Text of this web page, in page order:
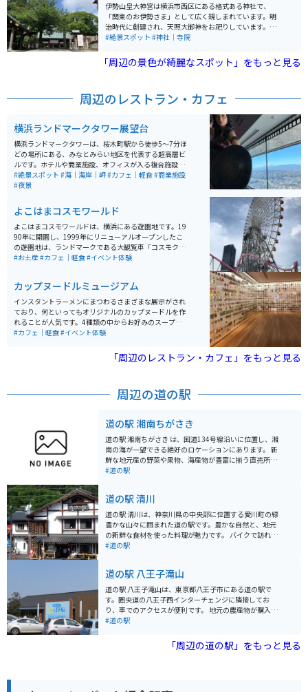
伊勢山皇大神宮は横浜市西区にある格式ある神社で、
「関東のお伊勢さま」として広く親しまれています。明
治時代に創建され、天照大御神をお祀りしています。高
台に位置するため横浜の街を一望でき、静かな境内は参
かな雰囲気の中で多くの人が訪れる神社です。
#絶景スポット #神社｜寺院
「周辺の景色が綺麗なスポット」をもっと見る
周辺のレストラン・カフェ
横浜ランドマークタワー展望台
横浜ランドマークタワーは、桜木町駅から徒歩5〜7分ほ
どの場所にある、みなとみらい地区を代表する超高層ビ
ルです。ホテルや商業施設、オフィスが入る複合施設
で、69階には展望フロア「スカイガーデン」がありま
す。 数十秒で最上階に到達する高速エレベーターも見ど
は圧巻で、窓際に並ぶソファは常に人気。運よく座れた
ら売店でコーヒーを買い、ゆったり景色を眺める贅沢な
時間を過ごせます。混雑することが多いため、開店直後
や夜の時間帯の訪問がおすすめです。
#絶景スポット #海｜海岸｜岬#カフェ｜軽食#商業施設
#夜景
よこはまコスモワールド
よこはまコスモワールドは、横浜にある遊園地です。19
90年に開園し、1999年にリニューアルオープンしたこ
の遊園地は、ランドマークである大観覧車「コスモクロ
ック21」で有名です。観覧車からは横浜の夜景を楽しむ
イダーなど、アトラクションが豊富に揃っています。料
金は入園無料で、各アトラクションごとにチケットを購
入する方式なので、自分の好みに合わせて楽しむことが
できます。
#お土産#カフェ｜軽食#イベント体験
カップヌードルミュージアム
インスタントラーメンにまつわるさまざまな展示がされ
ており、何といってもオリジナルのカップヌードルを作
れることが人気です。4種類の中からお好みのスープと、
12種類の具材の中から4つのトッピングを選べ、お持ち
ヌードル」の『麺』となり、製麺から出荷されるまでの
生産工程を体感できるアスレチック施設もあり、様々な
#カフェ｜軽食#イベント体験
「周辺のレストラン・カフェ」をもっと見る
周辺の道の駅
道の駅 湘南ちがさき
道の駅 湘南ちがさき は、国道134号線沿いに位置し、湘
南の海が一望できる絶好のロケーションにあります。 新
鮮な地元産の野菜や果物、海産物が豊富に揃う直売所
は、湘南の豊かな恵みを感じられるスポットです。朝ど
た、レストランでは、しらす丼や地魚を使った料理な
ど、地元の食材を活かしたメニューが楽しめます。海を
眺めながら食事ができるテラス席もあり、潮風を感じな
がらゆったりとした時間を過ごせます。 バイクで訪れる
方には、無料の駐輪場が用意されているので安心です。
には、江の島や鎌倉などの人気観光スポットも点在して
おり、足を延ばしてみるのも良いでしょう。 道の駅 湘南
ちがさき では、定期的にイベントも開催されています。
地元のアーティストによるライブや、季節のイベントな
ど、湘南の文化に触れることができる機会です。イベン
ト情報は、公式ウェブサイトで確認できます。 お土産に
を使ったお菓子などがおすすめです。 少し足を延ばせ
#道の駅
道の駅 清川
道の駅 清川は、神奈川県の中央部に位置する愛川町の緑
豊かな山々に囲まれた道の駅です。豊かな自然と、地元
の新鮮な食材を使った料理が魅力です。 バイクで訪れる
際は、宮ヶ瀬湖やヤビツ峠など、周辺のワインディング
品である、新鮮な野菜や果物、手作りジャムなどが人気
です。また、レストランでは、地元産の食材をふんだん
に使った料理を楽しむことができます。特に、地元産の
猪肉を使った「猪肉丼」は、ここでしか味わえない人気
メニューです。
#道の駅
道の駅 八王子滝山
道の駅 八王子滝山は、東京都八王子市にある道の駅で
す。圏央道の八王子西インターチェンジに隣接してお
り、車でのアクセスが便利です。 地元の農産物が購入で
きる「農産物直売所」や、地元食材を使った料理が楽し
憩に最適なスポットです。 特に、地元八王子産の新鮮な
野菜は人気が高く、旬の野菜を目当てに訪れる人も多く
#道の駅
「周辺の道の駅」をもっと見る